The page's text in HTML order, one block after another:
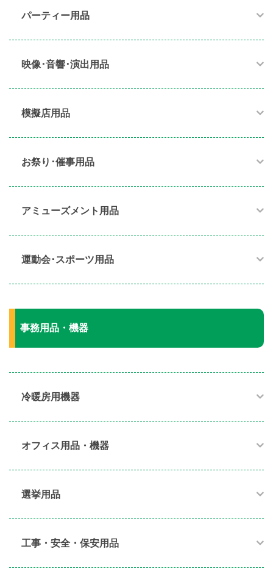
パーティー用品​
映像･音響･演出用品​
模擬店用品​
お祭り･催事用品​
アミューズメント用品​
運動会･スポーツ用品​
事務用品・機器
冷暖房用機器​
オフィス用品・機器​
選挙用品
工事・安全・保安用品